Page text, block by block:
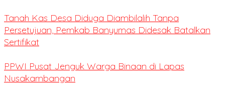
Tanah Kas Desa Diduga Diambilalih Tanpa
Persetujuan, Pemkab Banyumas Didesak Batalkan
Sertifikat
PPWI Pusat Jenguk Warga Binaan di Lapas
Nusakambangan